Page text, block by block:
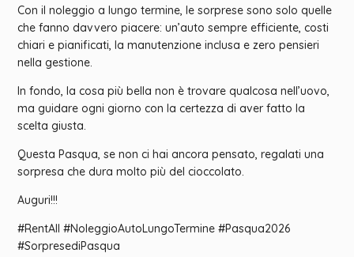
Con il noleggio a lungo termine, le sorprese sono solo quelle
che fanno davvero piacere: un’auto sempre efficiente, costi
chiari e pianificati, la manutenzione inclusa e zero pensieri
nella gestione.
In fondo, la cosa più bella non è trovare qualcosa nell’uovo,
ma guidare ogni giorno con la certezza di aver fatto la
scelta giusta.
Questa Pasqua, se non ci hai ancora pensato, regalati una
sorpresa che dura molto più del cioccolato.
Auguri!!!
#RentAll #NoleggioAutoLungoTermine #Pasqua2026
#SorpresediPasqua